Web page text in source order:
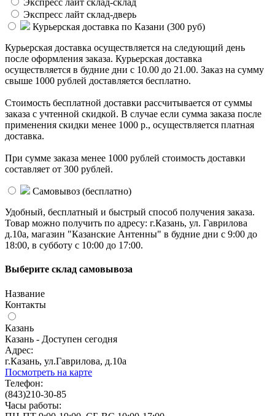
Экспресс лайт склад-склад
Экспресс лайт склад-дверь
Курьерская доставка по Казани (300 руб)
Курьерская доставка осуществляется на следующий день
после оформления заказа. Курьерская доставка
осуществляется в будние дни с 10.00 до 21.00. Заказ на сумму
свыше 1000 рублей доставляется бесплатно.
Стоимость бесплатной доставки раcсчитывается от суммы
заказа с учтенной скидкой. В случае если сумма заказа после
применения скидки менее 1000 р., осуществляется платная
доставка.
При сумме заказа менее 1000 рублей стоимость доставки
составляет от 300 рублей.
Самовывоз (бесплатно)
Удобный, бесплатный и быстрый способ получения заказа.
Товар можно получить по адресу: г.Казань, ул. Гаврилова
д.10а, магазин "Казанские Антенны" в будние дни с 9:00 до
18:00, в субботу с 10:00 до 17:00.
Выберите склад самовывоза
Название
Контакты
Казань
Казань - Доступен сегодня
Адрес:
г.Казань, ул.Гаврилова, д.10а
Посмотреть на карте
Телефон:
(843)210-30-85
Часы работы: